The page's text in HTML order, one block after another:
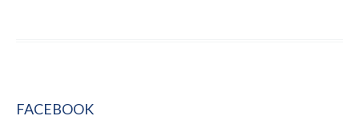
FACEBOOK